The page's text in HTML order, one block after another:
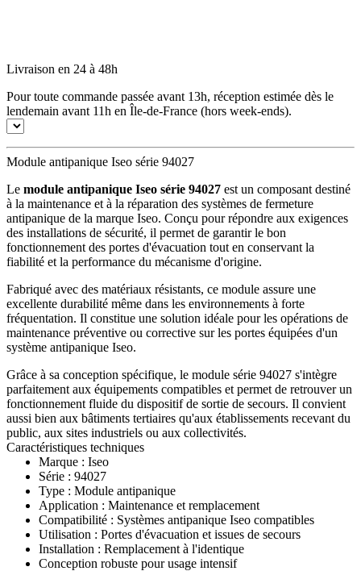
Livraison en 24 à 48h
Pour toute commande passée avant 13h, réception estimée dès le
lendemain avant 11h en Île-de-France (hors week-ends).
Module antipanique Iseo série 94027
Le module antipanique Iseo série 94027 est un composant destiné
à la maintenance et à la réparation des systèmes de fermeture
antipanique de la marque Iseo. Conçu pour répondre aux exigences
des installations de sécurité, il permet de garantir le bon
fonctionnement des portes d'évacuation tout en conservant la
fiabilité et la performance du mécanisme d'origine.
Fabriqué avec des matériaux résistants, ce module assure une
excellente durabilité même dans les environnements à forte
fréquentation. Il constitue une solution idéale pour les opérations de
maintenance préventive ou corrective sur les portes équipées d'un
système antipanique Iseo.
Grâce à sa conception spécifique, le module série 94027 s'intègre
parfaitement aux équipements compatibles et permet de retrouver un
fonctionnement fluide du dispositif de sortie de secours. Il convient
aussi bien aux bâtiments tertiaires qu'aux établissements recevant du
public, aux sites industriels ou aux collectivités.
Caractéristiques techniques
Marque : Iseo
Série : 94027
Type : Module antipanique
Application : Maintenance et remplacement
Compatibilité : Systèmes antipanique Iseo compatibles
Utilisation : Portes d'évacuation et issues de secours
Installation : Remplacement à l'identique
Conception robuste pour usage intensif